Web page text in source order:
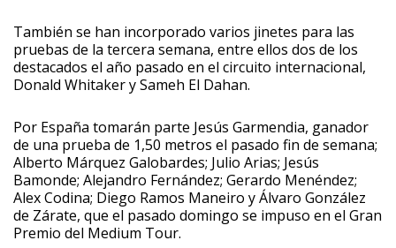
También se han incorporado varios jinetes para las
pruebas de la tercera semana, entre ellos dos de los
destacados el año pasado en el circuito internacional,
Donald Whitaker y Sameh El Dahan.
Por España tomarán parte Jesús Garmendia, ganador
de una prueba de 1,50 metros el pasado fin de semana;
Alberto Márquez Galobardes; Julio Arias; Jesús
Bamonde; Alejandro Fernández; Gerardo Menéndez;
Alex Codina; Diego Ramos Maneiro y Álvaro González
de Zárate, que el pasado domingo se impuso en el Gran
Premio del Medium Tour.